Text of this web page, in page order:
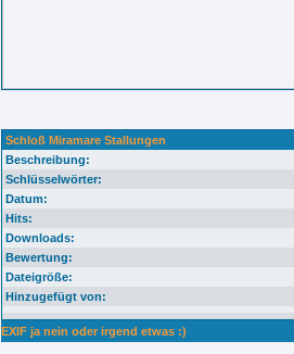
Schloß Miramare Stallungen
Beschreibung:
Schlüsselwörter:
Datum:
Hits:
Downloads:
Bewertung:
Dateigröße:
Hinzugefügt von:
EXIF ja nein oder irgend etwas :)